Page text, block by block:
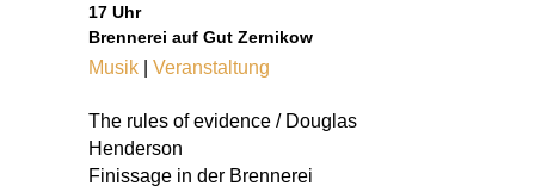
17 Uhr
Brennerei auf Gut Zernikow
Musik Veranstaltung
The rules of evidence / Douglas
Henderson
Finissage in der Brennerei